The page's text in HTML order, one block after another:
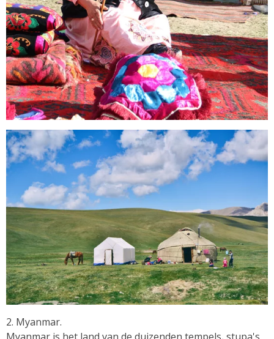
2. Myanmar.
Myanmar is het land van de duizenden tempels, stupa's